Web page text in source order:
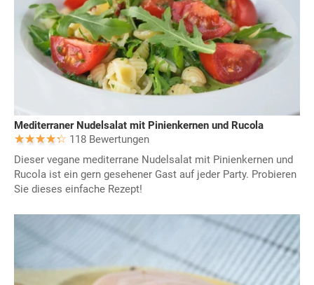
Mediterraner Nudelsalat mit Pinienkernen und Rucola
118 Bewertungen
Dieser vegane mediterrane Nudelsalat mit Pinienkernen und
Rucola ist ein gern gesehener Gast auf jeder Party. Probieren
Sie dieses einfache Rezept!